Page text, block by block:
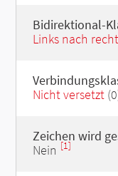
Bidirektional-
Links nach
Nicht versetzt
Zeichen wird
Nein [1]